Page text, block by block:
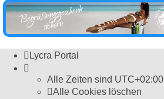
Lycra Portal
Alle Zeiten sind UTC+02:00
Alle Cookies löschen